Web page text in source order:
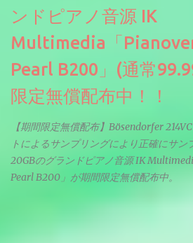
ンドピアノ音源 IK
Multimedia「
Pearl B200」(通常
限定無償配布中！！
【期間限定無償配布】Bösendorfer
トによるサンプリングにより正確にサン
20GBのグランドピアノ音源 IK
Pearl B200」が期間限定無償配布中。